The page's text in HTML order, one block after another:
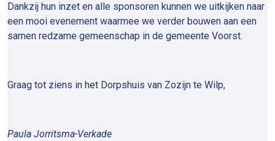
Dankzij hun inzet en alle sponsoren kunnen we uitkijken naar
een mooi evenement waarmee we verder bouwen aan een
samen redzame gemeenschap in de gemeente Voorst.
Graag tot ziens in het Dorpshuis van Zozijn te Wilp,
Paula Jorritsma-Verkade